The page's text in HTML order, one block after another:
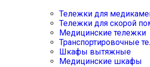
Тележки для
Тележки для скорой
Медицинские тележки
Транспортировочные
Шкафы вытяжные
Медицинские шкафы